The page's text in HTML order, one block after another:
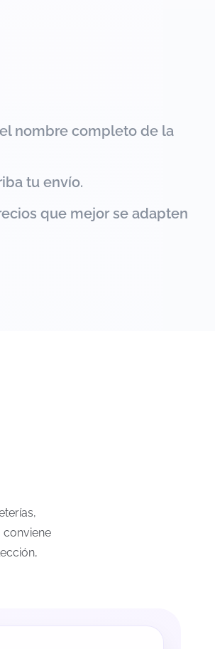
nombre completo de la
tu envío.
que mejor se adapten
conviene